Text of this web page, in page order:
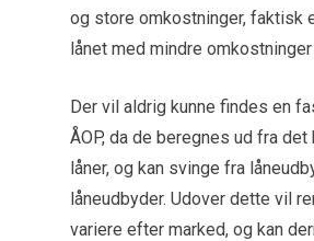
og store omkostninger, faktisk
lånet med mindre
Der vil aldrig kunne findes en
ÅOP, da de beregnes ud fra det
låner, og kan svinge fra
låneudbyder. Udover dette vil
variere efter marked, og kan